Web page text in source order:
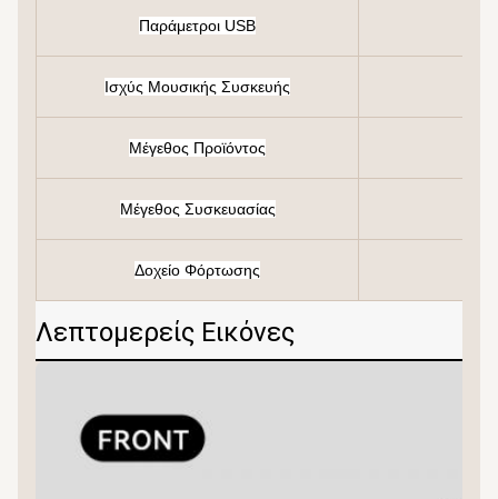
Παράμετροι USB
Ισχύς Μουσικής Συσκευής
Μέγεθος Προϊόντος
Μέγεθος Συσκευασίας
Δοχείο Φόρτωσης
Λεπτομερείς Εικόνες